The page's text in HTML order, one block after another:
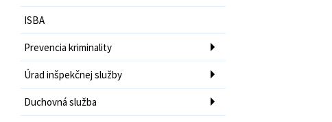
ISBA
Prevencia kriminality
Úrad inšpekčnej služby
Duchovná služba